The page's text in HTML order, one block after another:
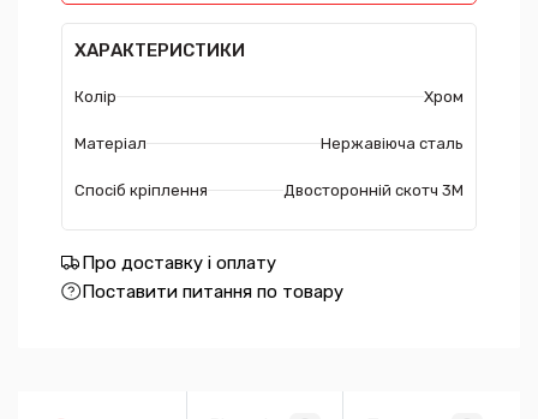
ХАРАКТЕРИСТИКИ
Колір Хром
Матеріал Нержавіюча сталь
Спосіб кріплення Двосторонній скотч 3М
Про доставку і оплату
Поставити питання по товару